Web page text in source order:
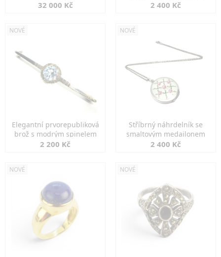
32 000 Kč 2 400 Kč
NOVÉ
Elegantní prvorepubliková
brož s modrým spinelem
2 200 Kč
NOVÉ
Stříbrný náhrdelník se
smaltovým medailonem
2 400 Kč
NOVÉ NOVÉ